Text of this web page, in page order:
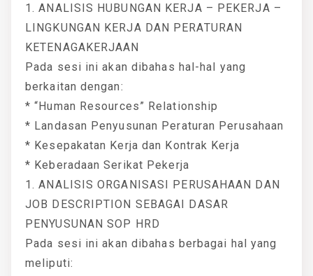
1. ANALISIS HUBUNGAN KERJA – PEKERJA –
LINGKUNGAN KERJA DAN PERATURAN
KETENAGAKERJAAN
Pada sesi ini akan dibahas hal-hal yang
berkaitan dengan:
* “Human Resources” Relationship
* Landasan Penyusunan Peraturan Perusahaan
* Kesepakatan Kerja dan Kontrak Kerja
* Keberadaan Serikat Pekerja
1. ANALISIS ORGANISASI PERUSAHAAN DAN
JOB DESCRIPTION SEBAGAI DASAR
PENYUSUNAN SOP HRD
Pada sesi ini akan dibahas berbagai hal yang
meliputi: